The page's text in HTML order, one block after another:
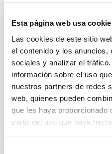
Esta página web usa
Las cookies de este sitio
el contenido y los anuncios,
sociales y analizar el
información sobre el uso
nuestros partners de redes
web, quienes pueden
que les haya proporcionado
partir del uso que haya
publicitarios en base a criterios
acceso, el contenido editado, etc.
través de la gestión de la
accesos y formando un perfil de
publicidad relacionada con los
Según plazo: